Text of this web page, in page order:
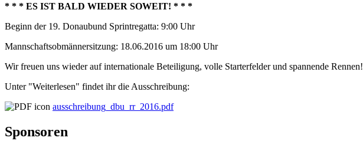
* * * ES IST BALD WIEDER SOWEIT! * * *
Beginn der 19. Donaubund Sprintregatta: 9:00 Uhr
Mannschaftsobmännersitzung: 18.06.2016 um 18:00 Uhr
Wir freuen uns wieder auf internationale Beteiligung, volle Starterfelder und spannende Rennen!
Unter "Weiterlesen" findet ihr die Ausschreibung:
ausschreibung_dbu_rr_2016.pdf
Sponsoren